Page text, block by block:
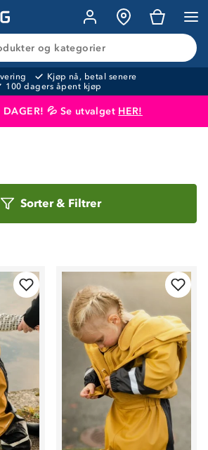
og kategorier
Kjøp nå, betal senere
100 dagers åpent kjøp
DAGER! 💦 Se utvalget HER!
Sorter& Filtrer